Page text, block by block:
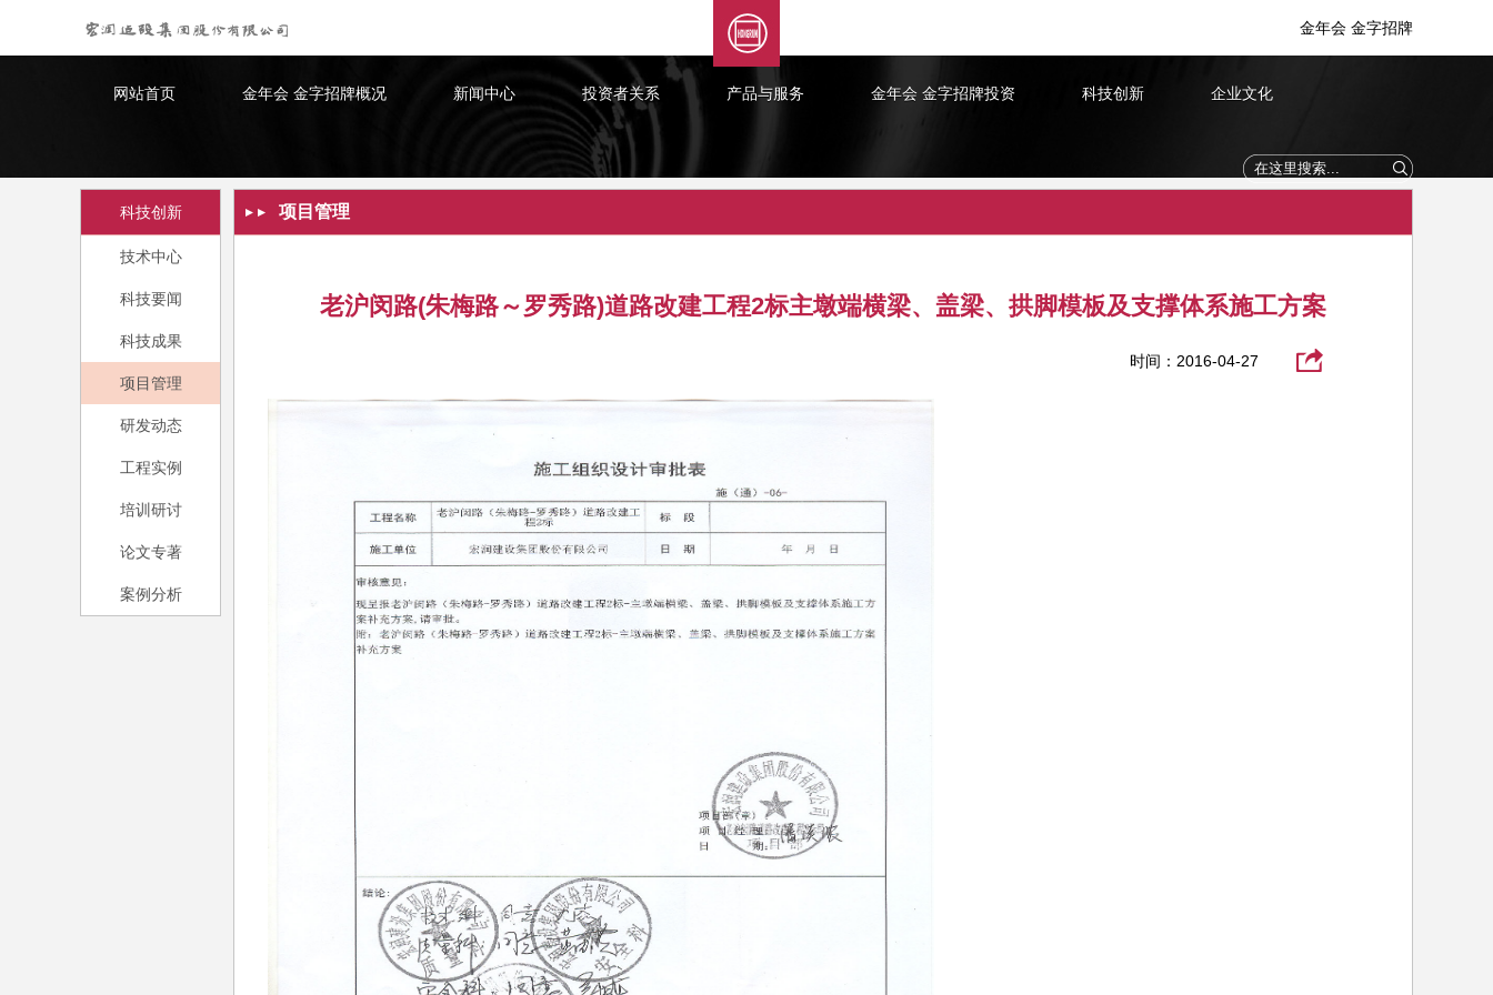
金年会 金字招牌 金年会 金字招牌
网站首页 金年会 金字招牌概况 新闻中心 投资者关系 产品与服务 金年会 金字招牌投资 科技创新 企业文化
科技创新
技术中心
科技要闻
科技成果
项目管理
研发动态
工程实例
培训研讨
论文专著
案例分析
项目管理
老沪闵路(朱梅路～罗秀路)道路改建工程2标主墩端横梁、盖梁、拱脚模板及支撑体系施工方案
时间：2016-04-27
XML 地图